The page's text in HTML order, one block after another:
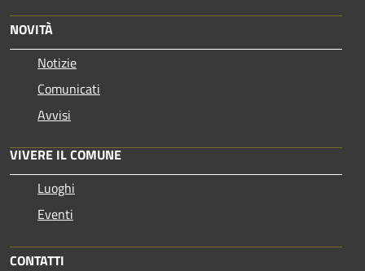
NOVITÀ
Notizie
Comunicati
Avvisi
VIVERE IL COMUNE
Luoghi
Eventi
CONTATTI